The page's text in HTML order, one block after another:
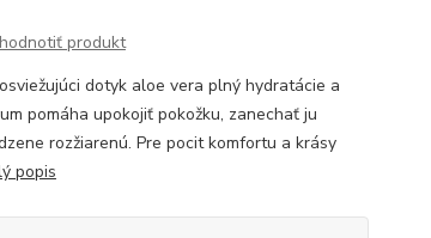
produkt
dotyk aloe vera plný hydratácie a
pomáha upokojiť pokožku, zanechať ju
rozžiarenú. Pre pocit komfortu a krásy
popis